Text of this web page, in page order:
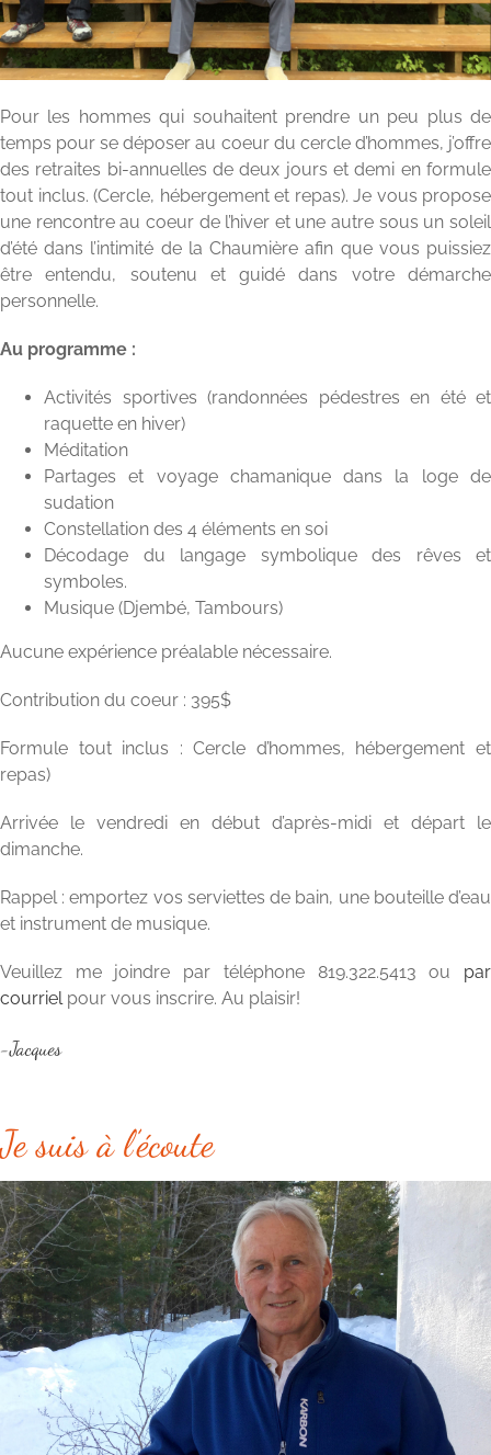
Pour les hommes qui souhaitent prendre un peu plus de
temps pour se déposer au coeur du cercle d’hommes, j’offre
des retraites bi-annuelles de deux jours et demi en formule
tout inclus. (Cercle, hébergement et repas). Je vous propose
une rencontre au coeur de l’hiver et une autre sous un soleil
d’été dans l’intimité de la Chaumière afin que vous puissiez
être entendu, soutenu et guidé dans votre démarche
personnelle.
Au programme :
Activités sportives (randonnées pédestres en été et
raquette en hiver)
Méditation
Partages et voyage chamanique dans la loge de
sudation
Constellation des 4 éléments en soi
Décodage du langage symbolique des rêves et
symboles.
Musique (Djembé, Tambours)
Aucune expérience préalable nécessaire.
Contribution du coeur : 395$
Formule tout inclus : Cercle d’hommes, hébergement et
repas)
Arrivée le vendredi en début d’après-midi et départ le
dimanche.
Rappel : emportez vos serviettes de bain, une bouteille d’eau
et instrument de musique.
Veuillez me joindre par téléphone 819.322.5413 ou par
courriel pour vous inscrire. Au plaisir!
-Jacques
Je suis à l’écoute